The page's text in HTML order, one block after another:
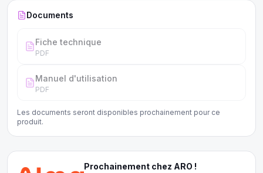
Documents
Fiche technique
PDF
Manuel d'utilisation
PDF
Les documents seront disponibles prochainement pour ce
produit.
Prochainement chez ARO !